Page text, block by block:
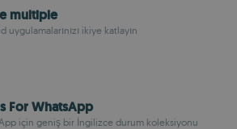
multiple
uygulamalarınızı ikiye katlayın
For WhatsApp
için geniş bir İngilizce durum koleksiyonu